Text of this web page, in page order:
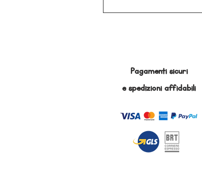
Pagamenti sicuri
espedizioni affidabili